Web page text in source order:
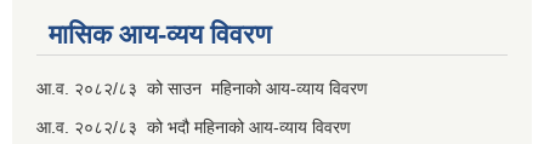
मासिक आय-व्यय विवरण
आ.व. २०८२/८३ को साउन महिनाको आय-व्याय विवरण
आ.व. २०८२/८३ को भदौ महिनाको आय-व्याय विवरण